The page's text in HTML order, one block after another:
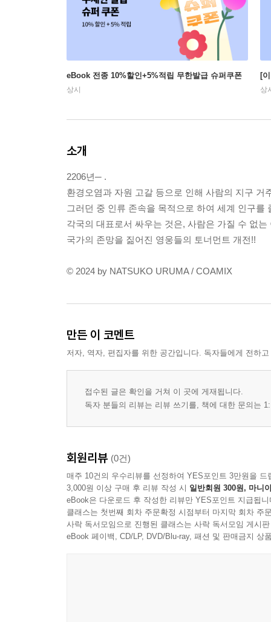
eBook 전종 10%할인+5%적립 무한발급 슈퍼쿠폰
상시
[
상
소개
2206년─ .
환경오염과 자원 고갈 등으로 인해 사람의 지구 거
그러던 중 인류 존속을 목적으로 하여 세계 인구
각국의 대표로서 싸우는 것은, 사람은 가질 수 없
국가의 존망을 짊어진 영웅들의 토너먼트 개전!!
© 2024 by NATSUKO URUMA / COAMIX
만든 이 코멘트
저자, 역자, 편집자를 위한 공간입니다. 독자들에게 전하
접수된 글은 확인을 거쳐 이 곳에 게재됩니다.
독자 분들의 리뷰는 리뷰 쓰기를, 책에 대한 문의는
회원리뷰 (0건)
매주 10건의 우수리뷰를 선정하여 YES포인트 3만원을 드
3,000원 이상 구매 후 리뷰 작성 시 일반회원 300원, 마니
eBook은 다운로드 후 작성한 리뷰만 YES포인트 지급됩니
클래스는 첫번째 회차 주문확정 시점부터 마지막 회차 주
사락 독서모임으로 진행된 클래스는 사락 독서모임 게시
eBook 페이백, CD/LP, DVD/Blu-ray, 패션 및 판매금지 상